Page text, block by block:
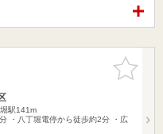
お気に入
りに追加
駅141m
・八丁堀電停から徒歩約2分 ・広